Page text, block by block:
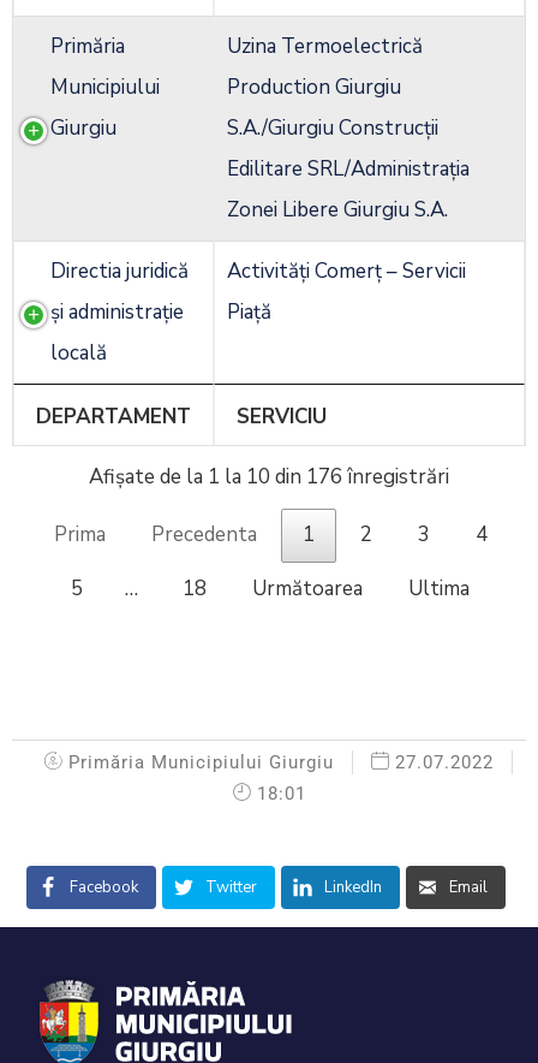
Primăria
Municipiului
Giurgiu
Uzina Termoelectrică
Production Giurgiu
S.A./Giurgiu Construcții
Edilitare SRL/Administrația
Zonei Libere Giurgiu S.A.
Directia juridică
și administrație
locală
Activități Comerț – Servicii
Piață
DEPARTAMENT SERVICIU
Afișate de la 1 la 10 din 176 înregistrări
Prima Precedenta 1 2 3
4
5
… 18 Următoarea Ultima
Primăria Municipiului Giurgiu
27.07.2022
18:01
Facebook Twitter LinkedIn Email